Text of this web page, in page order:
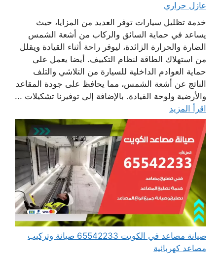
عازل حراري
خدمة تظليل سيارات توفر العديد من المزايا، حيث
يساعد في حماية السائق والركاب من أشعة الشمس
الضارة والحرارة الزائدة، ليوفر راحة أثناء القيادة ويقلل
من استهلاك الطاقة لنظام التكييف. أيضا يعمل على
حماية العوادم الداخلية للسيارة من التلاشي والتلف
الناتج عن أشعة الشمس، مما يحافظ على جودة المقاعد
والأرضية ولوحة القيادة. بالإضافة إلى توفيرنا تشكيلات ...
اقرأ المزيد
صيانة مصاعد في الكويت 65542233 صيانة وتركيب
مصاعد كهربائية